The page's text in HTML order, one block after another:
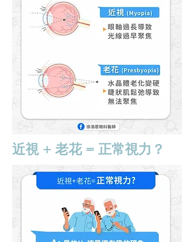
近視 + 老花 = 正常視力？